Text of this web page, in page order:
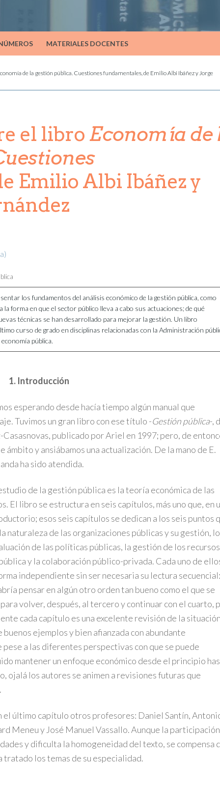
MATERIALES DOCENTES
de la gestión pública. Cuestiones fundamentales, de Emilio Albi Ibáñez y Jorge
el libro Economía de
Emilio Albi Ibáñez y
los fundamentos del análisis económico de la gestión pública, como
forma en que el sector público lleva a cabo sus actuaciones; de qué
técnicas se han desarrollado para mejorar la gestión. Un libro
curso de grado en disciplinas relacionadas con la Administración
pública.
1. Introducción
esperando desde hacía tiempo algún manual que
Tuvimos un gran libro con ese título -Gestión pública-,
Casasnovas, publicado por Ariel en 1997; pero, de
ámbito y ansiábamos una actualización. De la mano de E.
ha sido atendida.
de la gestión pública es la teoría económica de las
El libro se estructura en seis capítulos, más uno que, en
esos seis capítulos se dedican a los seis puntos
naturaleza de las organizaciones públicas y su gestión,
de las políticas públicas, la gestión de los recursos
y la colaboración público-privada. Cada uno de
independiente sin ser necesaria su lectura secuencial:
pensar en algún otro orden tan bueno como el que se
volver, después, al tercero y continuar con el cuarto,
cada capítulo es una excelente revisión de la
ejemplos y bien afianzada con abundante
a las diferentes perspectivas con que se puede
mantener un enfoque económico desde el principio
ojalá los autores se animen a revisiones futuras que
el último capítulo otros profesores: Daniel Santín,
Meneu y José Manuel Vassallo. Aunque la participación
y dificulta la homogeneidad del texto, se compensa
tratado los temas de su especialidad.